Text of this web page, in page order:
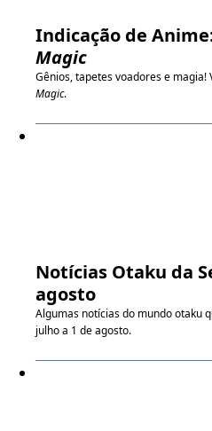
Indicação de
Magic
Gênios, tapetes voadores e magia!
Magic.
Notícias Otaku da
agosto
Algumas notícias do mundo otaku
julho a 1 de agosto.